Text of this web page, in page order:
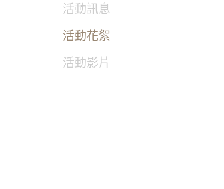
活動訊息
活動花絮
活動影片